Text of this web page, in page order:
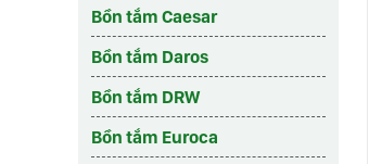
Bồn tắm Caesar
Bồn tắm Daros
Bồn tắm DRW
Bồn tắm Euroca